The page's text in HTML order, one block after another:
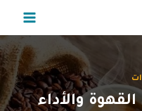
والأداء